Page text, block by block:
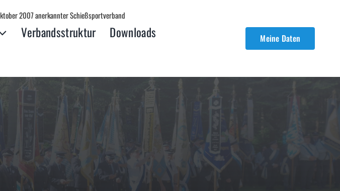
2007 anerkannter Schießsportverband
Verbandsstruktur
Downloads
Meine Daten